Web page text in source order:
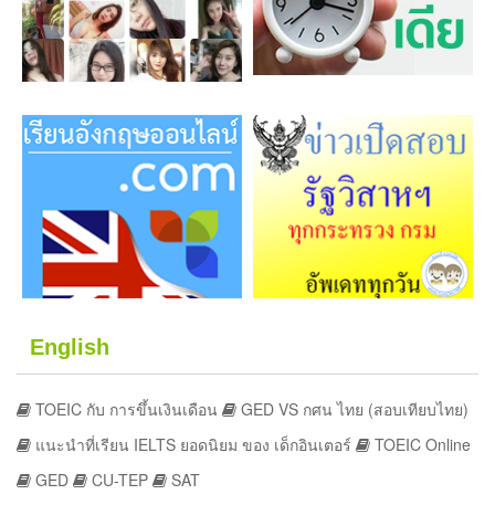
English
TOEIC กับ การขึ้นเงินเดือน
GED VS กศน ไทย (สอบเทียบไทย)
แนะนำที่เรียน IELTS ยอดนิยม ของ เด็กอินเตอร์
TOEIC Online
GED
CU-TEP SAT